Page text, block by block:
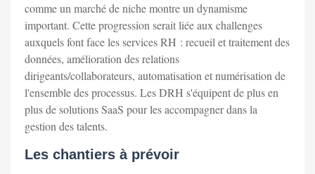
comme un marché de niche montre un dynamisme
important. Cette progression serait liée aux challenges
auxquels font face les services RH : recueil et traitement des
données, amélioration des relations
dirigeants/collaborateurs, automatisation et numérisation de
l'ensemble des processus. Les DRH s'équipent de plus en
plus de solutions SaaS pour les accompagner dans la
gestion des talents.
Les chantiers à prévoir